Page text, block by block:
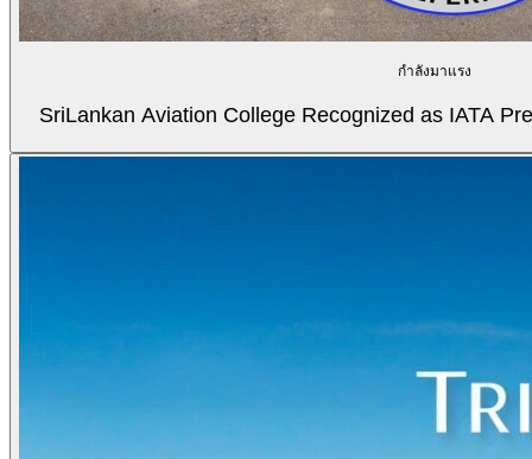
กำลังมาแรง
SriLankan Aviation College Recognized as IATA